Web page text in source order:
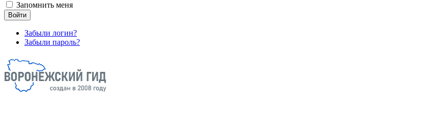
Запомнить меня
Войти
Забыли логин?
Забыли пароль?